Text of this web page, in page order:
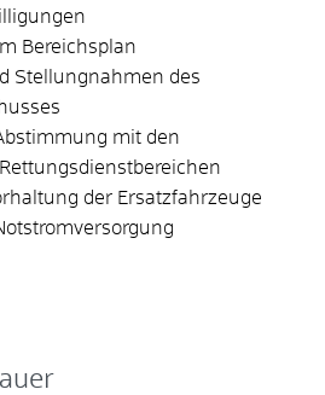
Bereichsplan
Stellungnahmen des
mit den
der Ersatzfahrzeuge